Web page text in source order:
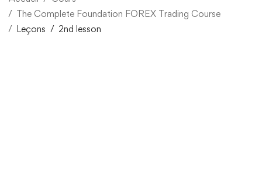
The Complete Foundation FOREX Trading Course
Leçons
2nd lesson